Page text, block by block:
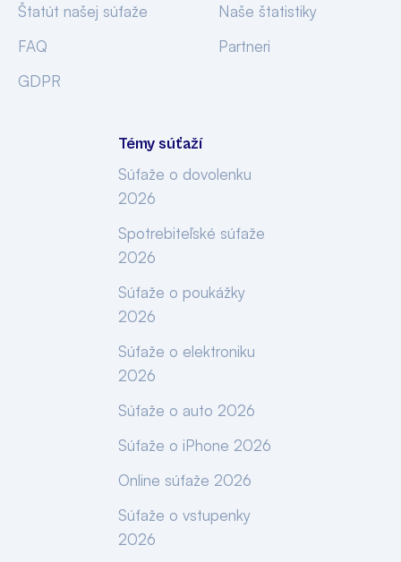
Štatút našej súťaže
FAQ
GDPR
Naše štatistiky
Partneri
Témy súťaží
Súťaže o dovolenku
2026
Spotrebiteľské súťaže
2026
Súťaže o poukážky
2026
Súťaže o elektroniku
2026
Súťaže o auto 2026
Súťaže o iPhone 2026
Online súťaže 2026
Súťaže o vstupenky
2026